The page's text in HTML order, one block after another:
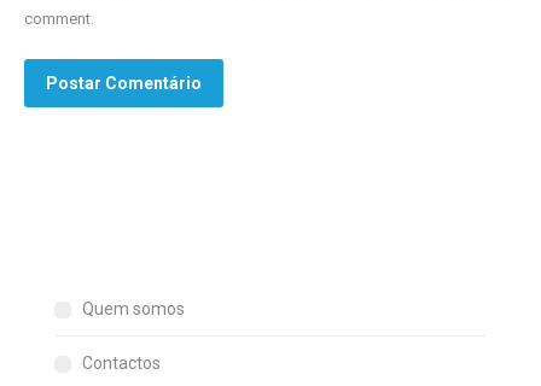
comment.
Postar Comentário
Quem somos
Contactos